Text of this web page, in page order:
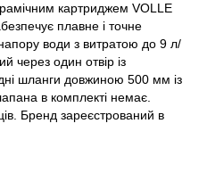
картриджем VOLLE
плавне і точне
води з витратою до 9 л/
через один отвір із
шланги довжиною 500 мм із
в комплекті немає.
Бренд зареєстрований в